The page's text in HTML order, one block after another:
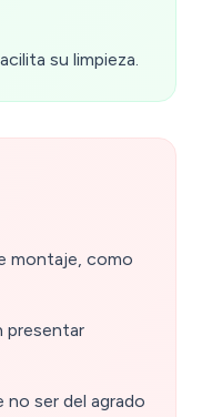
su limpieza.
montaje, como
presentar
ser del agrado